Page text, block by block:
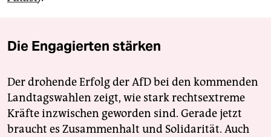
Die Engagierten stärken
Der drohende Erfolg der AfD bei den kommenden
Landtagswahlen zeigt, wie stark rechtsextreme
Kräfte inzwischen geworden sind. Gerade jetzt
braucht es Zusammenhalt und Solidarität. Auch